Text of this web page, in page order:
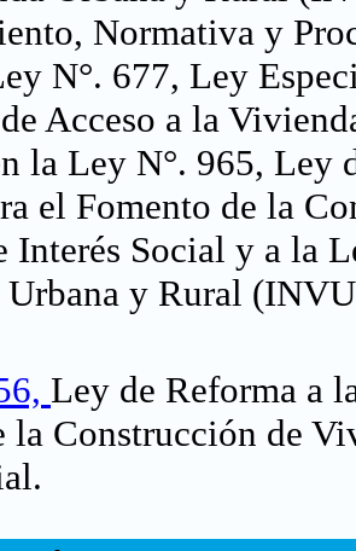
Normativa y
N°. 677, Ley
Acceso a la
la Ley N°. 965, Ley
el Fomento de la
Interés Social y a la
y Rural
Ley de Reforma a
la Construcción de